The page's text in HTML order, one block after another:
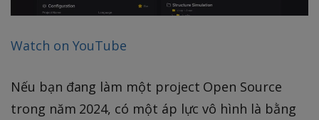
Watch on YouTube
Nếu bạn đang làm một project Open Source
trong năm 2024, có một áp lực vô hình là bằng